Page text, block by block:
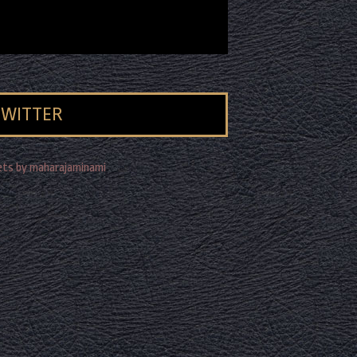
by maharajaminami